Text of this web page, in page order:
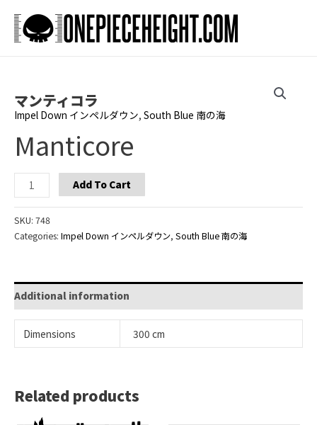
content
マンティコラ
Impel Down インペルダウン, South Blue 南の海
Manticore
Manticore
quantity
Add To Cart
SKU: 748
Categories: Impel Down インペルダウン, South Blue 南の海
Additional information
Dimensions 300 cm
Related products